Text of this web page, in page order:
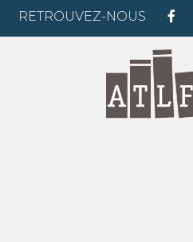
RETROUVEZ-NOUS